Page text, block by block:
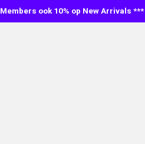
Members ook 10% op New Arrivals ***